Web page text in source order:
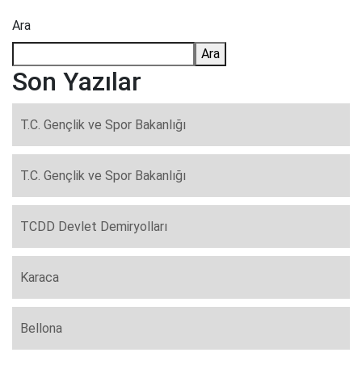
Ara
Ara
Son Yazılar
T.C. Gençlik ve Spor Bakanlığı
T.C. Gençlik ve Spor Bakanlığı
TCDD Devlet Demiryolları
Karaca
Bellona